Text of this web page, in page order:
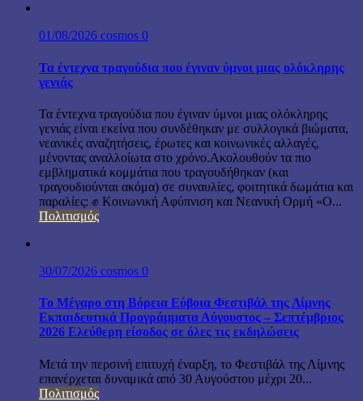
01/08/2026 cosmos 0
Τα έντεχνα τραγούδια που έγιναν ύμνοι μιας ολόκληρης
γενιάς
Τα έντεχνα τραγούδια που έγιναν ύμνοι μιας ολόκληρης
γενιάς είναι εκείνα που συνδέθηκαν με συλλογικά βιώματα,
νεανικές αναζητήσεις, έρωτες και κοινωνικές αλλαγές,
μένοντας αναλλοίωτα στο χρόνο.Ακολουθούν τα πιο
εμβληματικά κομμάτια που τραγουδήθηκαν (και
τραγουδιούνται ακόμα) σε συναυλίες, φοιτητικά δωμάτια και
παραλίες: ✊ Κοινωνική Αφύπνιση και Νεανική Ορμή «Ο...
Πολιτισμός
30/07/2026 cosmos 0
Το Μέγαρο στη Βόρεια Εύβοια Φεστιβάλ της Λίμνης
Εκπαιδευτικά Προγράμματα Αύγουστος – Σεπτέμβριος
2026 Ελεύθερη είσοδος σε όλες τις εκδηλώσεις
Μετά την περσινή επιτυχή έναρξη, το Φεστιβάλ της Λίμνης
επανέρχεται δυναμικά από 30 Αυγούστου μέχρι 20...
Πολιτισμός